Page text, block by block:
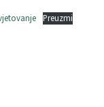
Preuzmi